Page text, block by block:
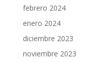
febrero 2024
enero 2024
diciembre 2023
noviembre 2023